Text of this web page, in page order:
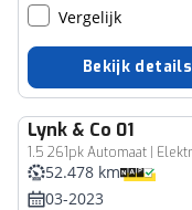
Vergelijk
Bekijk details
Lynk & Co 01
52.478 km
03-2023